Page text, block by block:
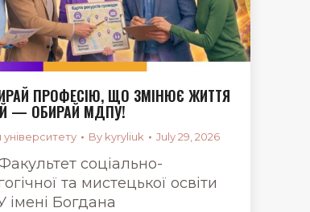
ПРОФЕСІЮ, ЩО ЗМІНЮЄ ЖИТТЯ
— ОБИРАЙ МДПУ!
By kyryliuk July 29, 2026
соціально-
та мистецької освіти
Богдана